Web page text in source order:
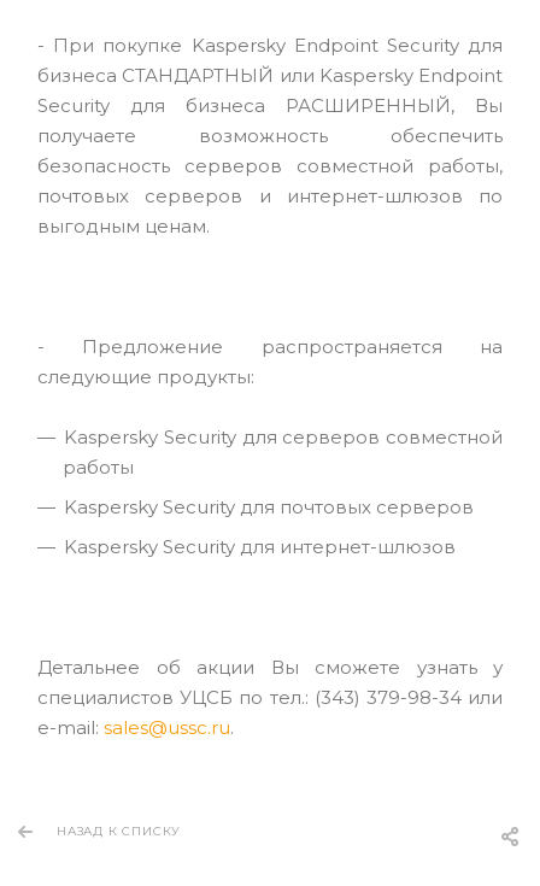
- При покупке Kaspersky Endpoint Security для
бизнеса СТАНДАРТНЫЙ или Kaspersky Endpoint
Security для бизнеса РАСШИРЕННЫЙ, Вы
получаете возможность обеспечить
безопасность серверов совместной работы,
почтовых серверов и интернет-шлюзов по
выгодным ценам.
- Предложение распространяется на
следующие продукты:
Kaspersky Security для серверов совместной
работы
Kaspersky Security для почтовых серверов
Kaspersky Security для интернет-шлюзов
Детальнее об акции Вы сможете узнать у
специалистов УЦСБ по тел.: (343) 379-98-34 или
e-mail: sales@ussc.ru.
НАЗАД К СПИСКУ